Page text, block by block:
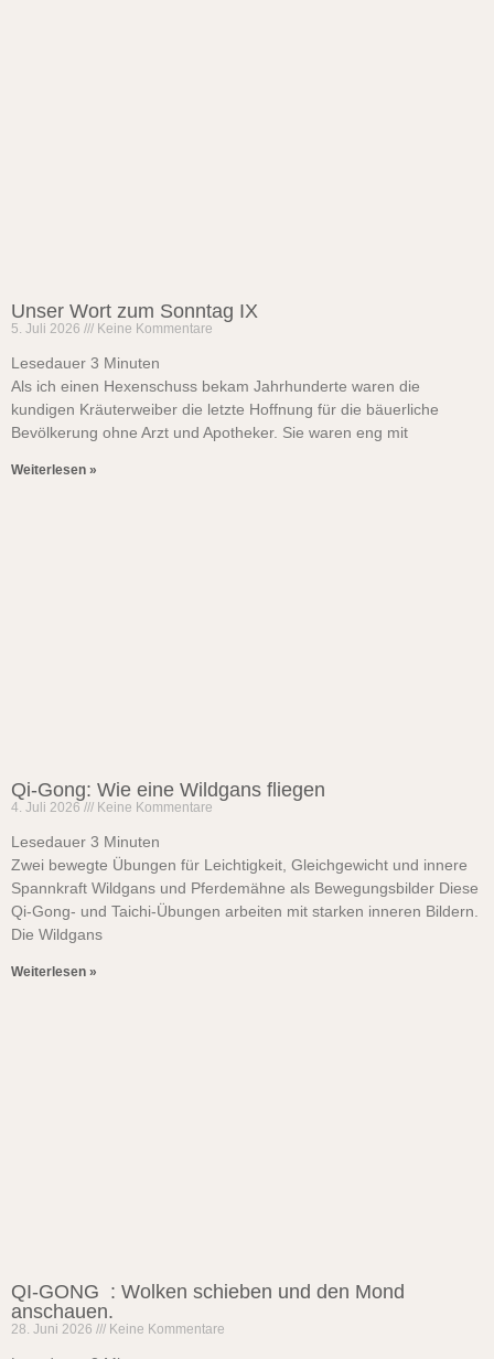
Unser Wort zum Sonntag IX
5. Juli 2026 Keine Kommentare
Lesedauer 3 Minuten
Als ich einen Hexenschuss bekam Jahrhunderte waren die
kundigen Kräuterweiber die letzte Hoffnung für die bäuerliche
Bevölkerung ohne Arzt und Apotheker. Sie waren eng mit
Weiterlesen »
Qi-Gong: Wie eine Wildgans fliegen
4. Juli 2026 Keine Kommentare
Lesedauer 3 Minuten
Zwei bewegte Übungen für Leichtigkeit, Gleichgewicht und innere
Spannkraft Wildgans und Pferdemähne als Bewegungsbilder Diese
Qi-Gong- und Taichi-Übungen arbeiten mit starken inneren Bildern.
Die Wildgans
Weiterlesen »
QI-GONG : Wolken schieben und den Mond
anschauen.
28. Juni 2026 Keine Kommentare